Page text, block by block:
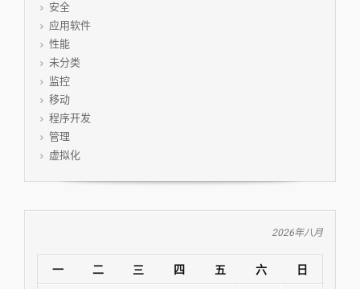
安全
应用软件
性能
未分类
监控
移动
程序开发
管理
虚拟化
2026年八月
一 二 三 四 五 六 日